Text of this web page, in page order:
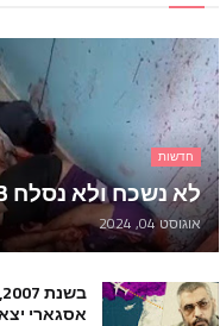
חדשות
לא נשכח ולא נסלח 07/10/2023 ⚠️
אוגוסט 04, 2024
אסגארי